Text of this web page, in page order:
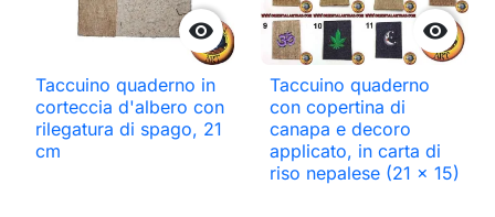

Taccuino quaderno in
corteccia d'albero con
rilegatura di spago, 21
cm

Taccuino quaderno
con copertina di
canapa e decoro
applicato, in carta di
riso nepalese (21 x 15)